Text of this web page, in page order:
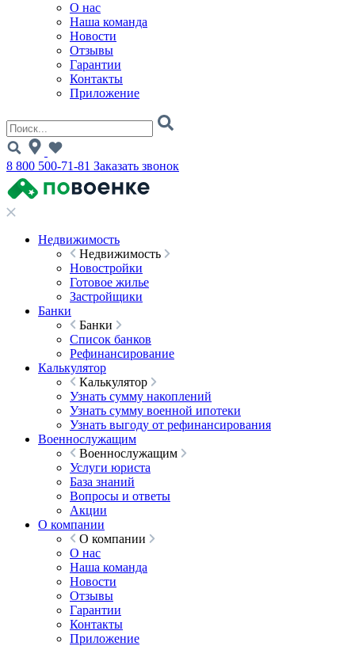
О нас
Наша команда
Новости
Отзывы
Гарантии
Контакты
Приложение
8 800 500-71-81 Заказать звонок
Недвижимость
Недвижимость
Новостройки
Готовое жилье
Застройщики
Банки
Банки
Список банков
Рефинансирование
Калькулятор
Калькулятор
Узнать сумму накоплений
Узнать сумму военной ипотеки
Узнать выгоду от рефинансирования
Военнослужащим
Военнослужащим
Услуги юриста
База знаний
Вопросы и ответы
Акции
О компании
О компании
О нас
Наша команда
Новости
Отзывы
Гарантии
Контакты
Приложение